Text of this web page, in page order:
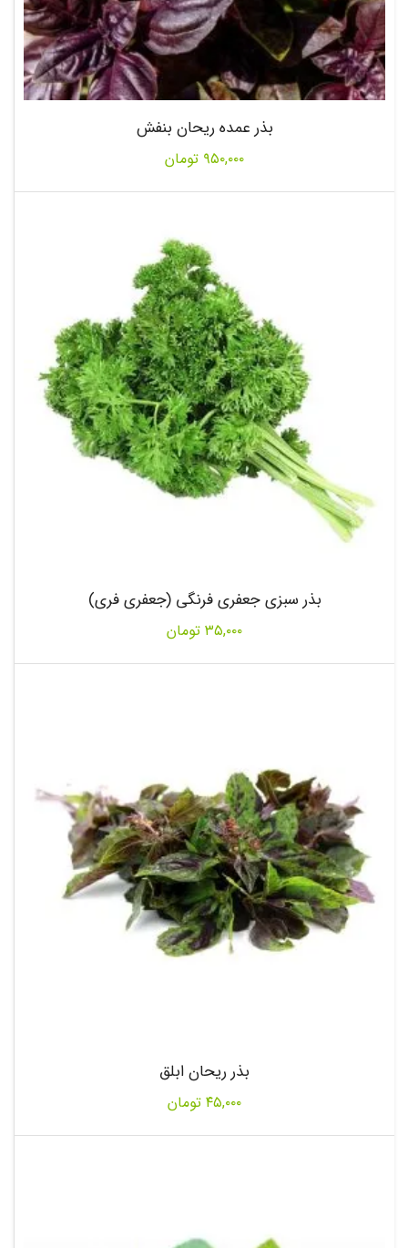
بذر عمده ریحان بنفش
۹۵۰,۰۰۰ تومان
بذر سبزی جعفری فرنگی (جعفری فری)
۳۵,۰۰۰ تومان
بذر ریحان ابلق
۴۵,۰۰۰ تومان